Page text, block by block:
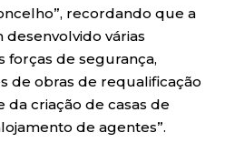
recordando que a
desenvolvido várias
forças de segurança,
de obras de requalificação
da criação de casas de
de agentes”.